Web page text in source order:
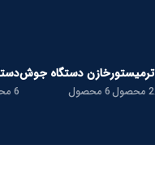
ترمیستور
2 محصول
خازن دستگاه جوش
6 محصول 6 محصول